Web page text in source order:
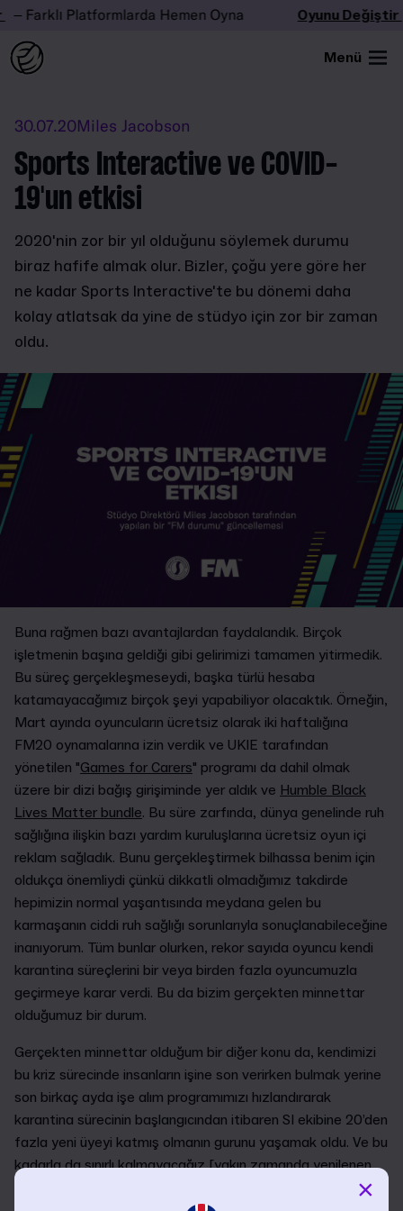
Farklı Platformlarda Hemen Oyna Oyunu Değiştir –
Menü
30.07.20Miles Jacobson
Sports Interactive ve COVID-
19'un etkisi
2020'nin zor bir yıl olduğunu söylemek durumu
biraz hafife almak olur. Bizler, çoğu yere göre her
ne kadar Sports Interactive'te bu dönemi daha
kolay atlatsak da yine de stüdyo için zor bir zaman
oldu.
Buna rağmen bazı avantajlardan faydalandık. Birçok
işletmenin başına geldiği gibi gelirimizi tamamen yitirmedik.
Bu süreç gerçekleşmeseydi, başka türlü hesaba
katamayacağımız birçok şeyi yapabiliyor olacaktık. Örneğin,
Mart ayında oyuncuların ücretsiz olarak iki haftalığına
FM20 oynamalarına izin verdik ve UKIE tarafından
yönetilen "Games for Carers" programı da dahil olmak
üzere bir dizi bağış girişiminde yer aldık ve Humble Black
Lives Matter bundle. Bu süre zarfında, dünya genelinde ruh
sağlığına ilişkin bazı yardım kuruluşlarına ücretsiz oyun içi
reklam sağladık. Bunu gerçekleştirmek bilhassa benim için
oldukça önemliydi çünkü dikkatli olmadığımız takdirde
hepimizin normal yaşantısında meydana gelen bu
karmaşanın ciddi ruh sağlığı sorunlarıyla sonuçlanabileceğine
inanıyorum. Tüm bunlar olurken, rekor sayıda oyuncu kendi
karantina süreçlerini bir veya birden fazla oyuncumuzla
geçirmeye karar verdi. Bu da bizim gerçekten minnettar
olduğumuz bir durum.
Gerçekten minnettar olduğum bir diğer konu da, kendimizi
bu kriz sürecinde insanların işine son verirken bulmak yerine
son birkaç ayda işe alım programımızı hızlandırarak
karantina sürecinin başlangıcından itibaren SI ekibine 20’den
fazla yeni üyeyi katmış olmanın gurunu yaşamak oldu. Ve bu
kadarla da sınırlı kalmayacağız [yakın zamanda yenilenen
×